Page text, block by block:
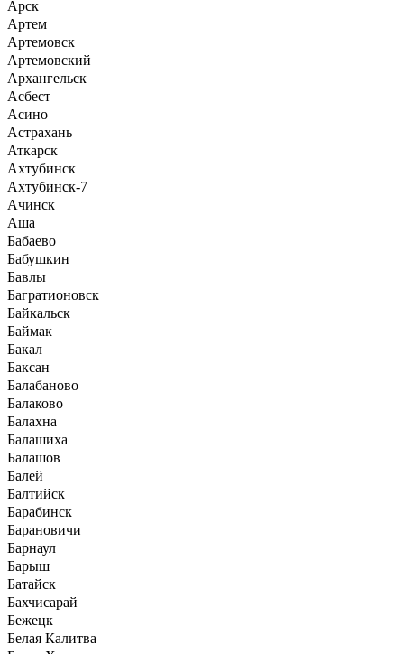
Арск
Артем
Артемовск
Артемовский
Архангельск
Асбест
Асино
Астрахань
Аткарск
Ахтубинск
Ахтубинск-7
Ачинск
Аша
Бабаево
Бабушкин
Бавлы
Багратионовск
Байкальск
Баймак
Бакал
Баксан
Балабаново
Балаково
Балахна
Балашиха
Балашов
Балей
Балтийск
Барабинск
Барановичи
Барнаул
Барыш
Батайск
Бахчисарай
Бежецк
Белая Калитва